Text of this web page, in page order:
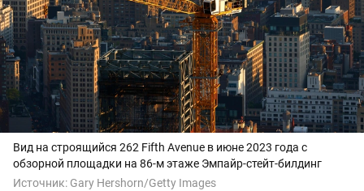
Вид на строящийся 262 Fifth Avenue в июне 2023 года с
обзорной площадки на 86-м этаже Эмпайр-стейт-билдинг
Источник: Gary Hershorn/Getty Images